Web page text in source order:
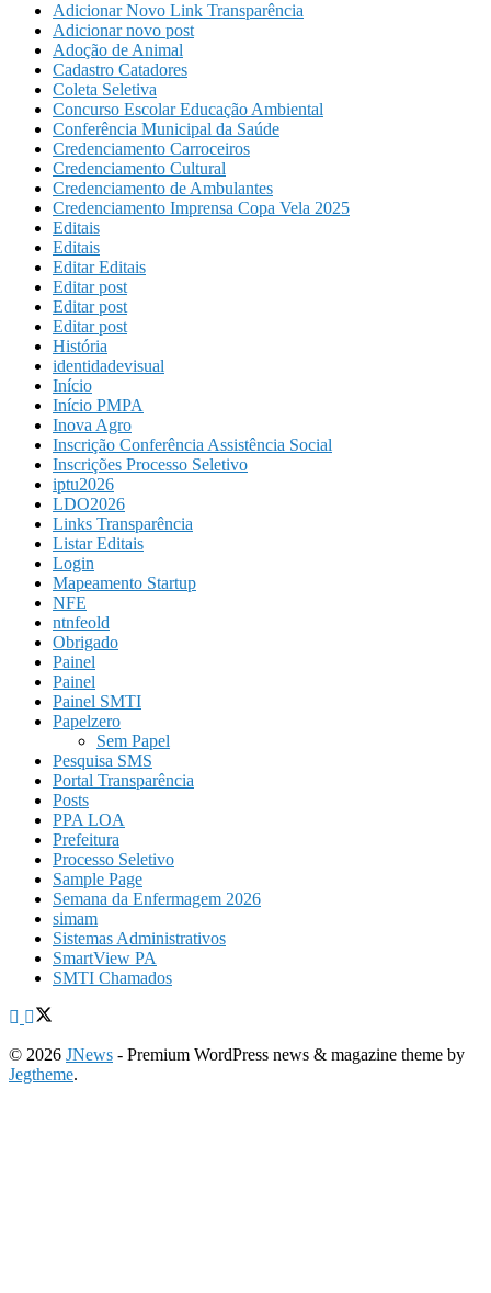
Adicionar Novo Link Transparência
Adicionar novo post
Adoção de Animal
Cadastro Catadores
Coleta Seletiva
Concurso Escolar Educação Ambiental
Conferência Municipal da Saúde
Credenciamento Carroceiros
Credenciamento Cultural
Credenciamento de Ambulantes
Credenciamento Imprensa Copa Vela 2025
Editais
Editais
Editar Editais
Editar post
Editar post
Editar post
História
identidadevisual
Início
Início PMPA
Inova Agro
Inscrição Conferência Assistência Social
Inscrições Processo Seletivo
iptu2026
LDO2026
Links Transparência
Listar Editais
Login
Mapeamento Startup
NFE
ntnfeold
Obrigado
Painel
Painel
Painel SMTI
Papelzero
Sem Papel
Pesquisa SMS
Portal Transparência
Posts
PPA LOA
Prefeitura
Processo Seletivo
Sample Page
Semana da Enfermagem 2026
simam
Sistemas Administrativos
SmartView PA
SMTI Chamados
© 2026 JNews - Premium WordPress news & magazine theme by
Jegtheme.